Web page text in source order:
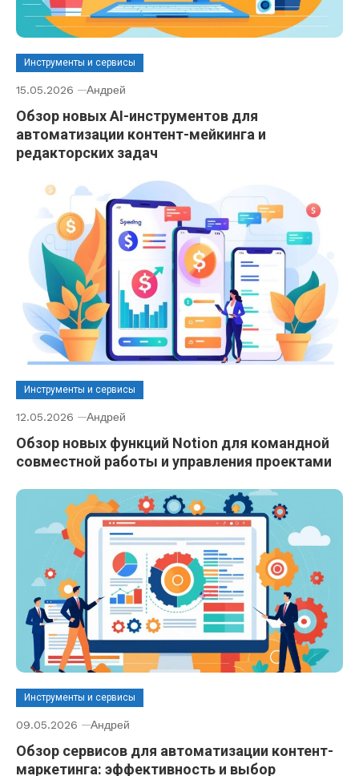
Инструменты и сервисы
15.05.2026 Андрей
Обзор новых AI-инструментов для
автоматизации контент-мейкинга и
редакторских задач
Инструменты и сервисы
12.05.2026 Андрей
Обзор новых функций Notion для командной
совместной работы и управления проектами
Инструменты и сервисы
09.05.2026 Андрей
Обзор сервисов для автоматизации контент-
маркетинга: эффективность и выбор